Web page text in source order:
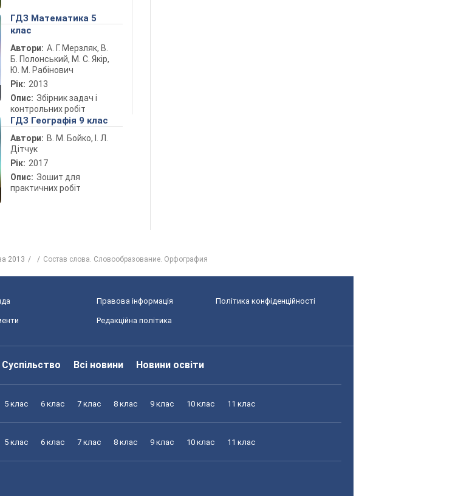
ГДЗ Математика 5
клас
Автори: А. Г. Мерзляк, В.
Б. Полонський, М. С. Якір,
Ю. М. Рабінович
Рік: 2013
Опис: Збірник задач і
контрольних робіт
ГДЗ Географія 9 клас
Автори: В. М. Бойко, І. Л.
Дітчук
Рік: 2017
Опис: Зошит для
практичних робіт
2013 Состав слова. Словообразование. Орфография
Правова інформація Політика конфіденційності
Редакційна політика
Суспільство Всі новини Новини освіти
5 клас 6 клас 7 клас 8 клас 9 клас 10 клас 11 клас
5 клас 6 клас 7 клас 8 клас 9 клас 10 клас 11 клас